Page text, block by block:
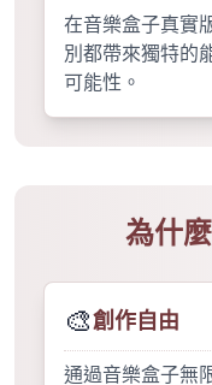
在音樂盒子真實
別都帶來獨特的
可能性。
為什
🎨創作自由
通過音樂盒子無